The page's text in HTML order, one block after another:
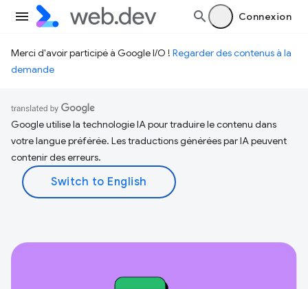
Connexion
Merci d'avoir participé à Google I/O ! Regarder des contenus à la
demande
Google utilise la technologie IA pour traduire le contenu dans
votre langue préférée. Les traductions générées par IA peuvent
contenir des erreurs.